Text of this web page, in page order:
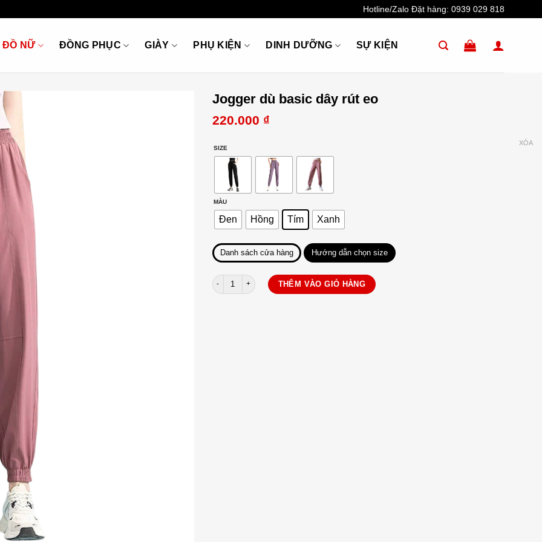
Hotline/Zalo Đặt hàng: 0939 029 818
ĐỒ NỮ ĐỒNG PHỤC GIÀY PHỤ KIỆN DINH DƯỠNG SỰ KIỆN
Jogger dù basic dây rút eo
220.000 ₫
SIZE
MÀU
Đen Hồng Tím Xanh
XÓA
Danh sách cửa hàng Hướng dẫn chọn size
Jogger dù basic dây rút eo số lượng
THÊM VÀO GIỎ HÀNG